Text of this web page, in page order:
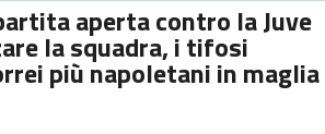
aperta contro la Juve
la squadra, i tifosi
più napoletani in maglia